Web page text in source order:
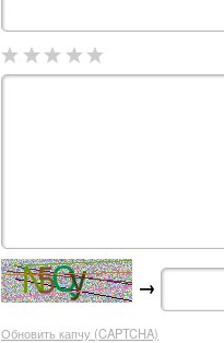
→
Обновить капчу (CAPTCHA)